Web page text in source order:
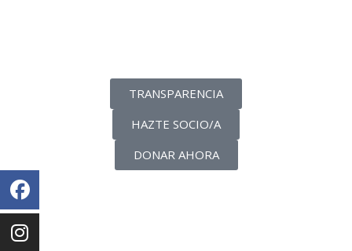
TRANSPARENCIA
HAZTE SOCIO/A
DONAR AHORA